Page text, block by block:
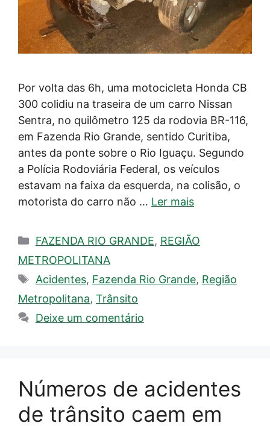
Por volta das 6h, uma motocicleta Honda CB
300 colidiu na traseira de um carro Nissan
Sentra, no quilômetro 125 da rodovia BR-116,
em Fazenda Rio Grande, sentido Curitiba,
antes da ponte sobre o Rio Iguaçu. Segundo
a Polícia Rodoviária Federal, os veículos
estavam na faixa da esquerda, na colisão, o
motorista do carro não … Ler mais
Categorias
FAZENDA RIO GRANDE, REGIÃO
METROPOLITANA
Tags
Acidentes, Fazenda Rio Grande, Região
Metropolitana, Trânsito
Deixe um comentário
Números de acidentes
de trânsito caem em